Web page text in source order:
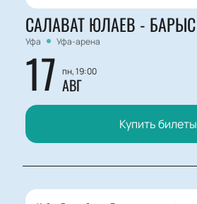
САЛАВАТ ЮЛАЕВ - БАРЫС
Уфа Уфа-арена
17 пн, 19:00
АВГ
Купить билеты